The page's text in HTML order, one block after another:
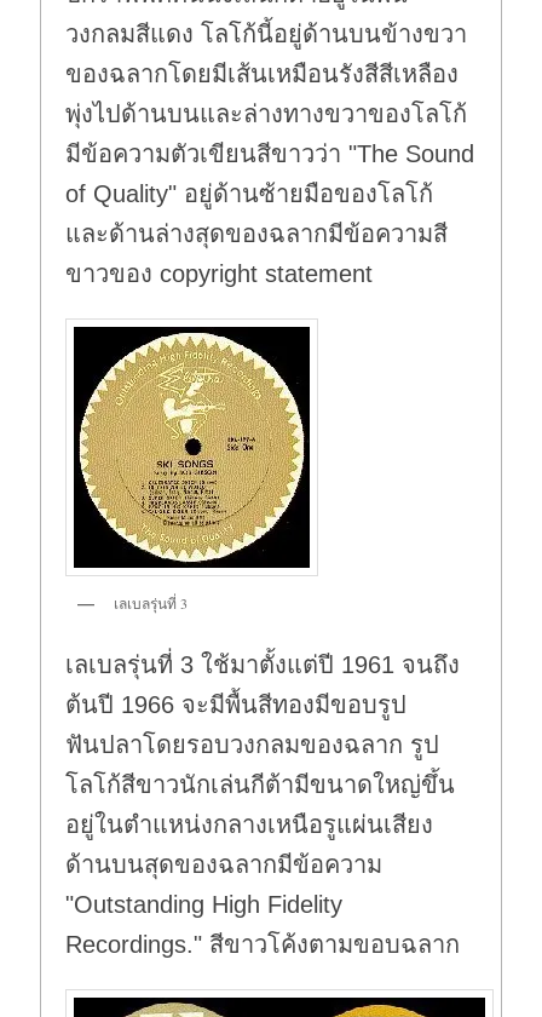
วงกลมสีแดง โลโก้นี้อยู่ด้านบนข้างขวา
ของฉลากโดยมีเส้นเหมือนรังสีสีเหลือง
พุ่งไปด้านบนและล่างทางขวาของโลโก้
มีข้อความตัวเขียนสีขาวว่า "The Sound
of Quality" อยู่ด้านซ้ายมือของโลโก้
และด้านล่างสุดของฉลากมีข้อความสี
ขาวของ copyright statement
เลเบลรุ่นที่ 3
เลเบลรุ่นที่ 3 ใช้มาตั้งแต่ปี 1961 จนถึง
ต้นปี 1966 จะมีพื้นสีทองมีขอบรูป
ฟันปลาโดยรอบวงกลมของฉลาก รูป
โลโก้สีขาวนักเล่นกีต้ามีขนาดใหญ่ขึ้น
อยู่ในตำแหน่งกลางเหนือรูแผ่นเสียง
ด้านบนสุดของฉลากมีข้อความ
"Outstanding High Fidelity
Recordings." สีขาวโค้งตามขอบฉลาก